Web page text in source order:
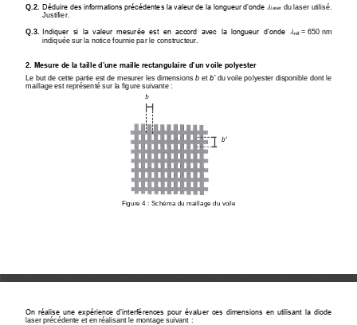
Q. 2. Déduire des informations précédentes la valeur de la longueur d’onde laser du laser utilisé.
Justifier.
Q. 3. Indiquer  si  la  valeur  mesurée  est  en  accord  avec  la  longueur  d’onde réf = 650 nm
indiquée sur la notice fournie par le constructeur.
2. Mesure de la taille d’une maille rectangulaire d’un voile polyester
Le but de cette partie est de mesurer les dimensions b et b’ du voile polyester disponible dont le
maillage est représenté sur la figure suivante :
Figure 4 : Schéma du maillage du voile
On  réalise une  expérience d’interférences  pour  évaluer  ces dimensions en  utilisant  la diode
laser précédente et en réalisant le montage suivant :